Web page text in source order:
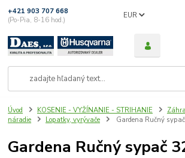
EUR
+421 903 707 668
(Po-Pia, 8-16 hod.)
Úvod KOSENIE - VYŽÍNANIE - STRIHANIE
náradie
Lopatky, vyrývače Gardena Ručný
Gardena Ručný sypač